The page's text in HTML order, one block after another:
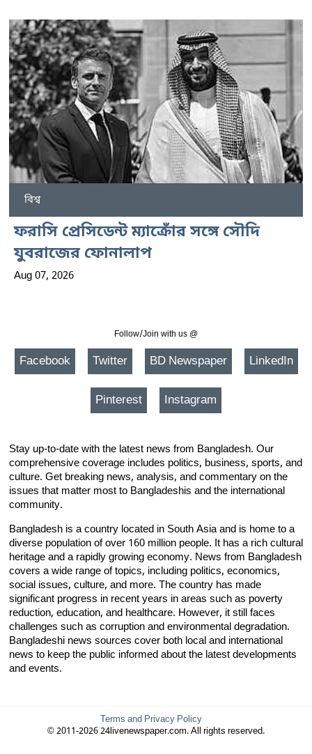
বিশ্ব
ফরাসি প্রেসিডেন্ট ম্যাক্রোঁর সঙ্গে সৌদি
যুবরাজের ফোনালাপ
Aug 07, 2026
Follow/Join with us @
Facebook Twitter BD Newspaper LinkedIn
Pinterest Instagram
Stay up-to-date with the latest news from Bangladesh. Our
comprehensive coverage includes politics, business, sports, and
culture. Get breaking news, analysis, and commentary on the
issues that matter most to Bangladeshis and the international
community.
Bangladesh is a country located in South Asia and is home to a
diverse population of over 160 million people. It has a rich cultural
heritage and a rapidly growing economy. News from Bangladesh
covers a wide range of topics, including politics, economics,
social issues, culture, and more. The country has made
significant progress in recent years in areas such as poverty
reduction, education, and healthcare. However, it still faces
challenges such as corruption and environmental degradation.
Bangladeshi news sources cover both local and international
news to keep the public informed about the latest developments
and events.
Terms and Privacy Policy
© 2011-2026 24livenewspaper.com. All rights reserved.